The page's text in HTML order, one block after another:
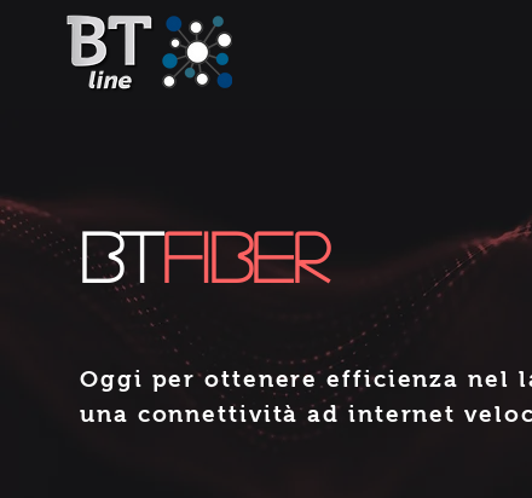
BTFIBER
Oggi per ottenere efficienza nel
una connettività ad internet